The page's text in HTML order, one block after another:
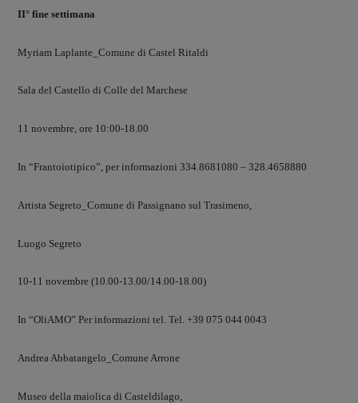
II° fine settimana
Myriam Laplante_Comune di Castel Ritaldi
Sala del Castello di Colle del Marchese
11 novembre, ore 10:00-18.00
In “Frantoiotipico”, per informazioni 334.8681080 – 328.4658880
Artista Segreto_Comune di Passignano sul Trasimeno,
Luogo Segreto
10-11 novembre (10.00-13.00/14.00-18.00)
In “OliAMO” Per informazioni tel. Tel. +39 075 044 0043
Andrea Abbatangelo_Comune Arrone
Museo della maiolica di Casteldilago,